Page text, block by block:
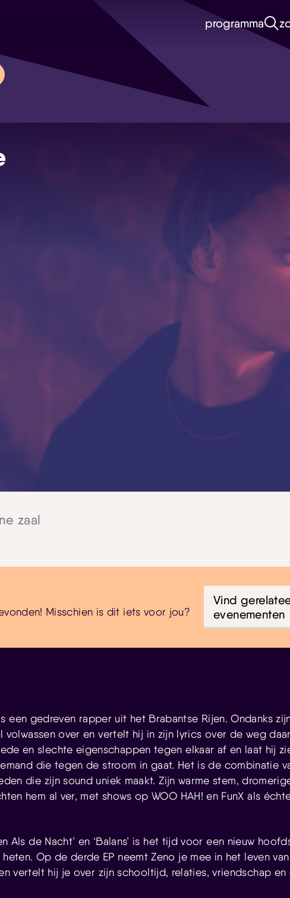
programma
zaal
Misschien is dit iets voor jou?
Vind
evenementen
een gedreven rapper uit het Brabantse Rijen. Ondanks
over en vertelt hij in zijn lyrics over de weg
en slechte eigenschappen tegen elkaar af en laat hij
die tegen de stroom in gaat. Het is de combinatie
die zijn sound uniek maakt. Zijn warme stem,
hem al ver, met shows op WOO HAH! en FunX als
Als de Nacht’ en ‘Balans’ is het tijd voor een nieuw
heten. Op de derde EP neemt Zeno je mee in het leven
vertelt hij je over zijn schooltijd, relaties, vriendschap en